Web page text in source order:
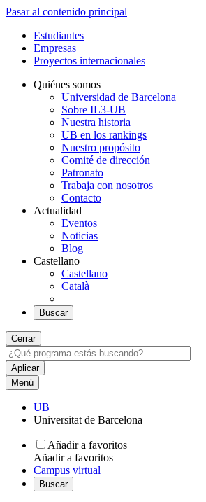
Pasar al contenido principal
Estudiantes
Empresas
Proyectos internacionales
Quiénes somos
Universidad de Barcelona
Sobre IL3-UB
Nuestra historia
UB en los rankings
Nuestro propósito
Comité de dirección
Patronato
Trabaja con nosotros
Contacto
Actualidad
Eventos
Noticias
Blog
Castellano
Castellano
Català
Buscar
Cerrar
Menú
UB
Universitat de Barcelona
Añadir a favoritos
Añadir a favoritos
Campus virtual
Buscar